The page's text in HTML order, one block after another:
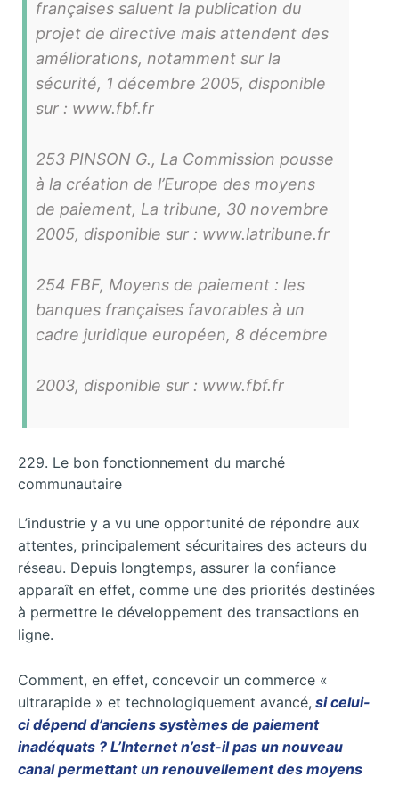
françaises saluent la publication du
projet de directive mais attendent des
améliorations, notamment sur la
sécurité, 1 décembre 2005, disponible
sur : www.fbf.fr
253 PINSON G., La Commission pousse
à la création de l’Europe des moyens
de paiement, La tribune, 30 novembre
2005, disponible sur : www.latribune.fr
254 FBF, Moyens de paiement : les
banques françaises favorables à un
cadre juridique européen, 8 décembre
2003, disponible sur : www.fbf.fr
229. Le bon fonctionnement du marché
communautaire
L’industrie y a vu une opportunité de répondre aux
attentes, principalement sécuritaires des acteurs du
réseau. Depuis longtemps, assurer la confiance
apparaît en effet, comme une des priorités destinées
à permettre le développement des transactions en
ligne.
Comment, en effet, concevoir un commerce «
ultrarapide » et technologiquement avancé, si celui-
ci dépend d’anciens systèmes de paiement
inadéquats ? L’Internet n’est-il pas un nouveau
canal permettant un renouvellement des moyens